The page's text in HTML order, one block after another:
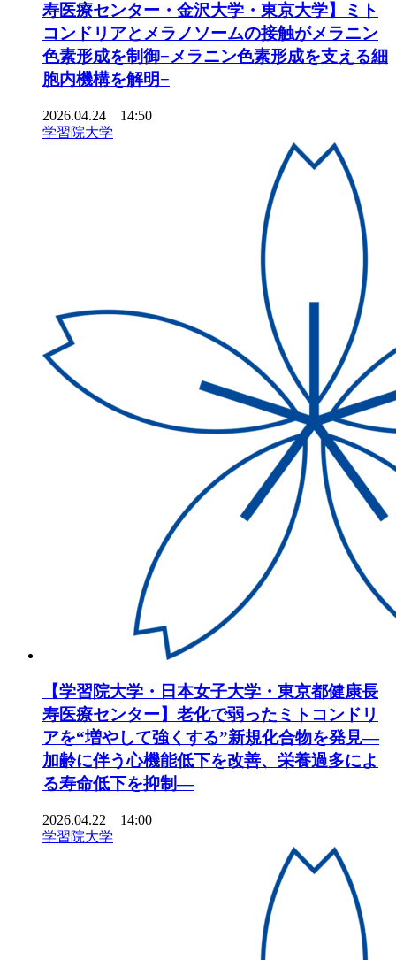
寿医療センター・金沢大学・東京大学】ミト
コンドリアとメラノソームの接触がメラニン
色素形成を制御−メラニン色素形成を支える細
胞内機構を解明−
2026.04.24 14:50
学習院大学
【学習院大学・日本女子大学・東京都健康長
寿医療センター】老化で弱ったミトコンドリ
アを“増やして強くする”新規化合物を発見―
加齢に伴う心機能低下を改善、栄養過多によ
る寿命低下を抑制―
2026.04.22 14:00
学習院大学